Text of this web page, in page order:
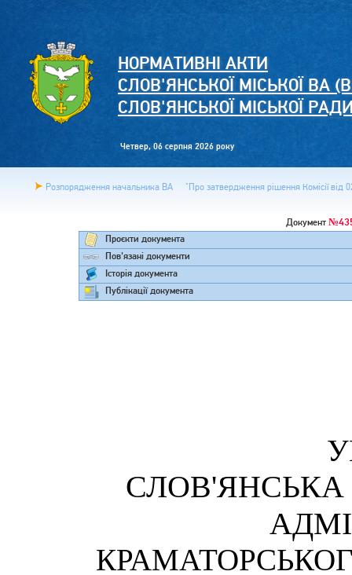
НОРМАТИВНІ АКТИ
СЛОВ'ЯНСЬКОЇ МІСЬКОЇ ВА
СЛОВ'ЯНСЬКОЇ МІСЬКОЇ
Четвер, 06 серпня 2026 року
Розпорядження начальника ВА "Про затвердження рішення Комісії
Документ
Проєкти документа
Пов'язані документи
Історія документа
Публікації документа
СЛОВ'ЯНСЬКА